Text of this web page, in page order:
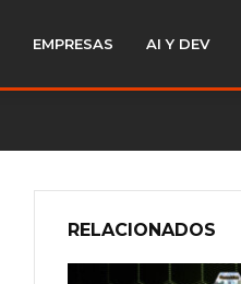
EMPRESAS AI Y DEV
RELACIONADOS